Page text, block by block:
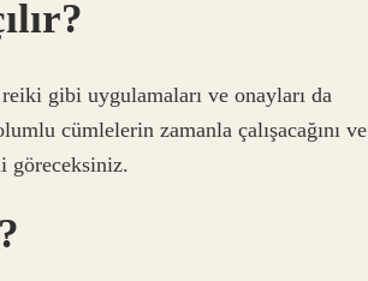
gibi uygulamaları ve onayları da
cümlelerin zamanla çalışacağını ve
göreceksiniz.